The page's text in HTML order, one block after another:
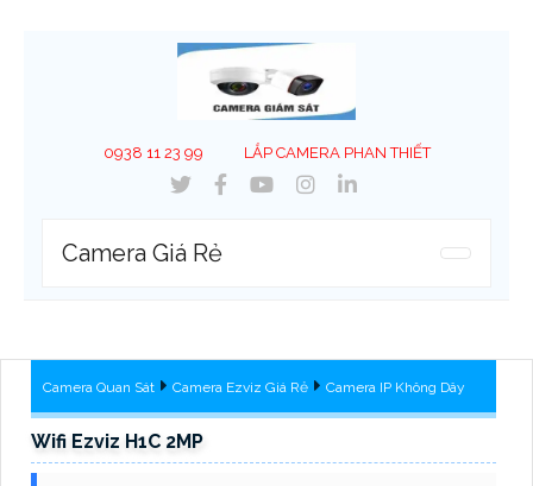
0938 11 23 99 LẮP CAMERA PHAN THIẾT
Camera Giá Rẻ
Camera Quan Sát Camera Ezviz Giá Rẻ Camera IP Không Dây
Wifi Ezviz H1C 2MP